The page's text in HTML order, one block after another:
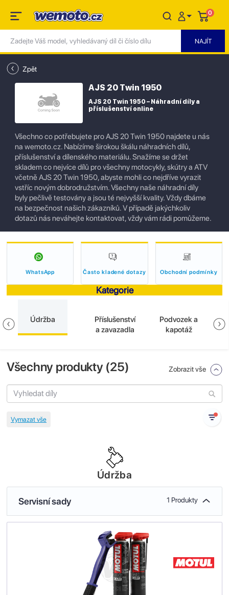
0
Zpět
AJS 20 Twin 1950
AJS 20 Twin 1950 – Náhradní díly a
příslušenství online
Všechno co potřebujete pro AJS 20 Twin 1950 najdete u nás
na wemoto.cz. Nabízíme širokou škálu náhradních dílů,
příslušenství a dílenského materiálu. Snažíme se držet
skladem co nejvíce dílů pro všechny motocykly, skútry a ATV
včetně AJS 20 Twin 1950, abyste mohli co nejdříve vyrazit
vstříc novým dobrodružstvím. Všechny naše náhradní díly
byly pečlivě testovány a jsou té nejvyšší kvality. Vždy dbáme
na bezpečnost našich zákazníků. V případě jakýchkoliv
dotazů nás neváhejte kontaktovat, vždy vám rádi pomůžeme.
WhatsApp Často kladené dotazy Obchodní podmínky
Kategorie
Údržba
Příslušenství
a zavazadla
Podvozek a
kapotáž
Všechny produkty (25) Zobrazit vše
Údržba
Servisní sady 1 Produkty